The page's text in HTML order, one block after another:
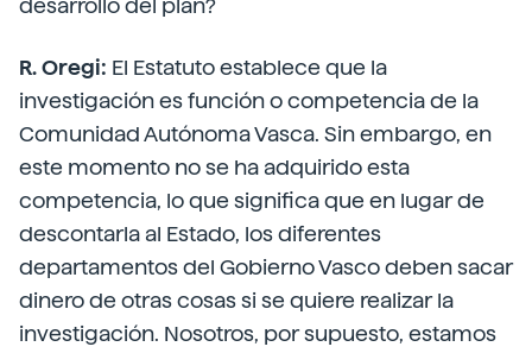
desarrollo del plan?
R. Oregi: El Estatuto establece que la
investigación es función o competencia de la
Comunidad Autónoma Vasca. Sin embargo, en
este momento no se ha adquirido esta
competencia, lo que significa que en lugar de
descontarla al Estado, los diferentes
departamentos del Gobierno Vasco deben sacar
dinero de otras cosas si se quiere realizar la
investigación. Nosotros, por supuesto, estamos